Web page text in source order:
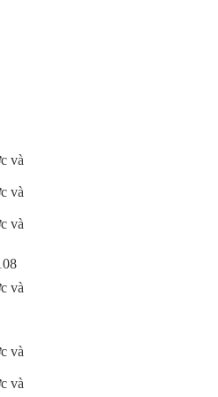
và
và
và
và
và
và